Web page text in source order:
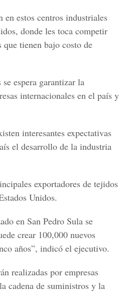
en estos centros industriales
donde les toca competir
que tienen bajo costo de
espera garantizar la
internacionales en el país y
interesantes expectativas
el desarrollo de la industria
exportadores de tejidos
Unidos.
en San Pedro Sula se
crear 100,000 nuevos
años”, indicó el ejecutivo.
realizadas por empresas
cadena de suministros y la